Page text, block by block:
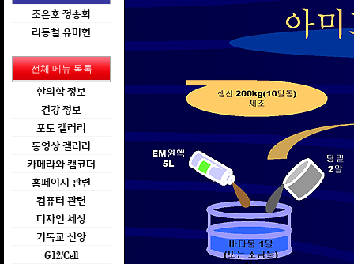
조은호 정송화
리동철 유미현
전체 메뉴 목록
한의학 정보
건강 정보
포토 겔러리
동영상 겔러리
카메라와 캠코더
홈페이지 관련
컴퓨터 관련
디자인 세상
기독교 신앙
G12/Cell